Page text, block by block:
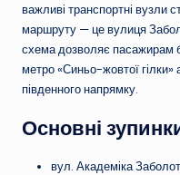
важливі транспортні вузли
маршруту — це вулиця
схема дозволяє пасажирам
метро «Синьо-жовтої гілки»
південного напрямку.
Основні
вул. Академіка